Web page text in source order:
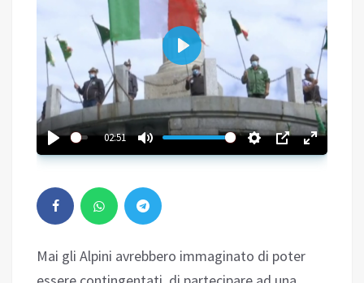
02:51
Play
Mai gli Alpini avrebbero immaginato di poter